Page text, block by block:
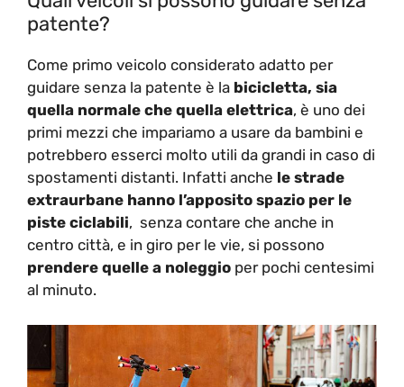
patente?
Come primo veicolo considerato adatto per
guidare senza la patente è la bicicletta, sia
quella normale che quella elettrica, è uno dei
primi mezzi che impariamo a usare da bambini e
potrebbero esserci molto utili da grandi in caso di
spostamenti distanti. Infatti anche le strade
extraurbane hanno l’apposito spazio per le
piste ciclabili, senza contare che anche in
centro città, e in giro per le vie, si possono
prendere quelle a noleggio per pochi centesimi
al minuto.